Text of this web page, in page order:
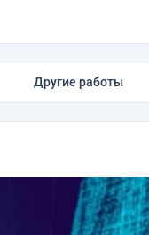
Другие работы